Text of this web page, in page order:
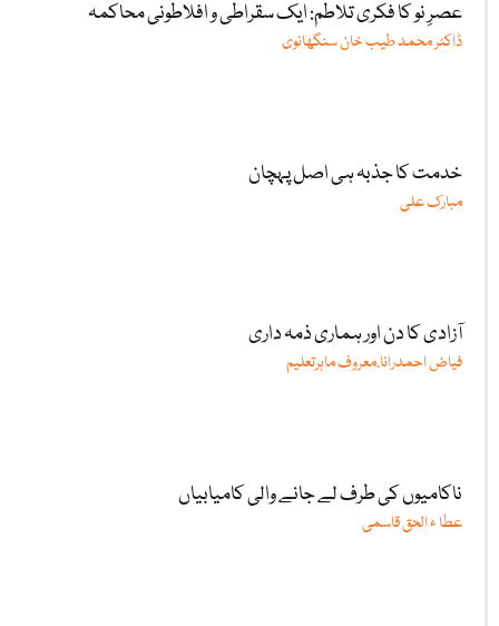
عصرِ نو کا فکری تلاطم: ایک سقراطی و افلاطونی محاکمہ
ڈاکٹر محمد طیب خان سنگھانوی
خدمت کا جذبہ ہی اصل پہچان
مبارک علی
آزادی کا دن اور ہماری ذمہ داری
فیاض احمدرانا،معروف ماہرتعلیم
ناکامیوں کی طرف لے جانے والی کامیابیاں
عطا ء الحق قاسمی